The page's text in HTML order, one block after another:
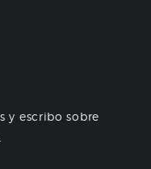
y escribo sobre